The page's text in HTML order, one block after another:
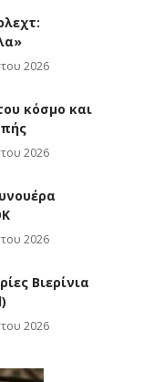
2026
κόσμο και
2026
2026
Βιερίνια
2026